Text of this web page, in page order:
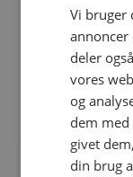
Linjeleder
Har du
Vi bruger
annoncer
deler
vores
og
dem
givet
din brug